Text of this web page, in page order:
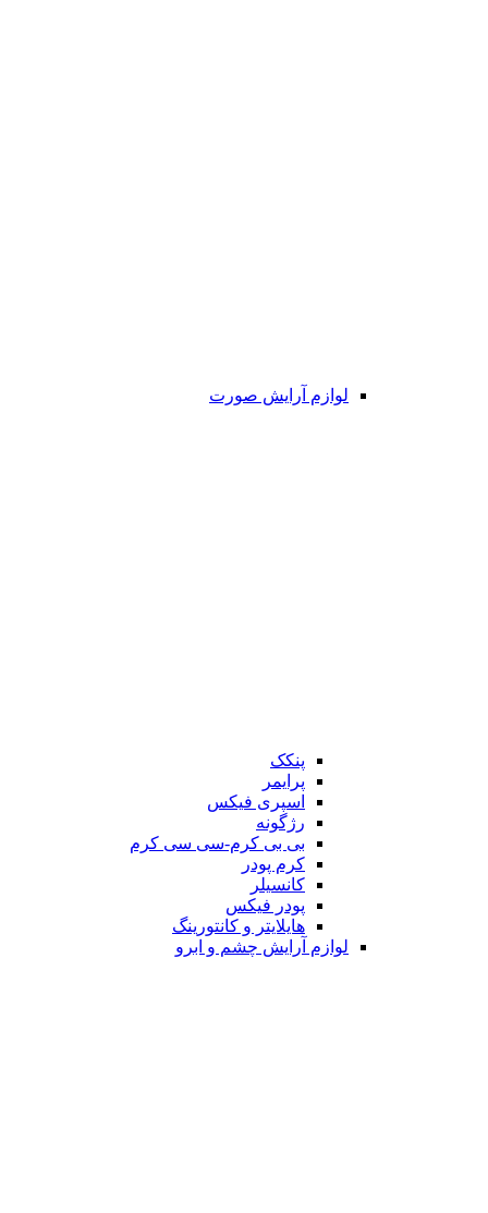
لوازم آرایش صورت
پنکک
پرایمر
اسپری فیکس
رژگونه
بی بی کرم-سی سی کرم
کرم پودر
کانسیلر
پودر فیکس
هایلایتر و کانتورینگ
لوازم آرایش چشم و ابرو